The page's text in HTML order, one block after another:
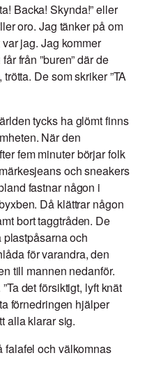
Backa! Skynda!” eller
oro. Jag tänker på om
jag. Jag kommer
från ”buren” där de
De som skriker ”TA
tycks ha glömt finns
När den
fem minuter börjar folk
och sneakers
fastnar någon i
Då klättrar någon
bort taggtråden. De
plastpåsarna och
för varandra, den
till mannen nedanför.
det försiktigt, lyft knät
förnedringen hjälper
alla klarar sig.
falafel och välkomnas